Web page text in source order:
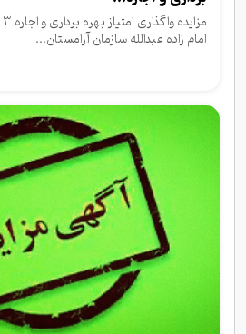
امام زاده عبدالله سازمان آرامستان...